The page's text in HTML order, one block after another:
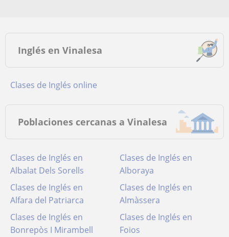
Inglés en Vinalesa
Clases de Inglés online
Poblaciones cercanas a Vinalesa
Clases de Inglés en
Albalat Dels Sorells
Clases de Inglés en
Alboraya
Clases de Inglés en
Alfara del Patriarca
Clases de Inglés en
Almàssera
Clases de Inglés en
Bonrepòs I Mirambell
Clases de Inglés en
Foios